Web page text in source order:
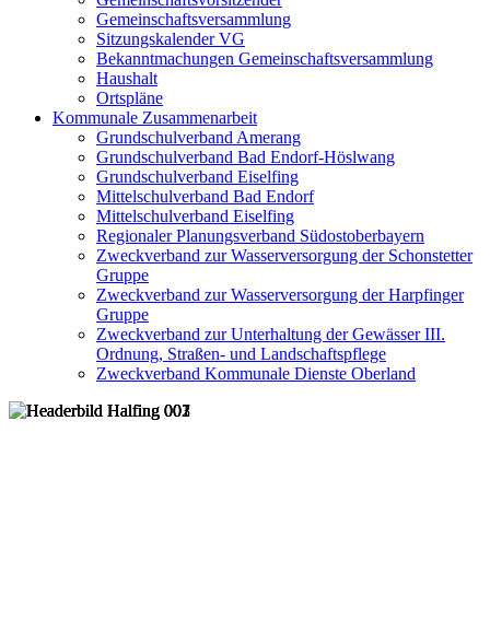
Gemeinschaftsversammlung
Sitzungskalender VG
Bekanntmachungen Gemeinschaftsversammlung
Haushalt
Ortspläne
Kommunale Zusammenarbeit
Grundschulverband Amerang
Grundschulverband Bad Endorf-Höslwang
Grundschulverband Eiselfing
Mittelschulverband Bad Endorf
Mittelschulverband Eiselfing
Regionaler Planungsverband Südostoberbayern
Zweckverband zur Wasserversorgung der Schonstetter
Gruppe
Zweckverband zur Wasserversorgung der Harpfinger
Gruppe
Zweckverband zur Unterhaltung der Gewässer III.
Ordnung, Straßen- und Landschaftspflege
Zweckverband Kommunale Dienste Oberland